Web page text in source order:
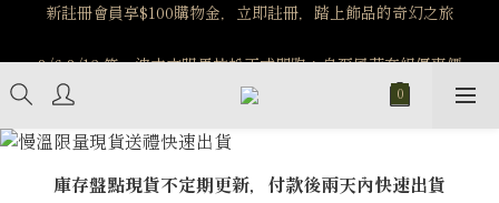
️8/6-8/12 第一波古文明馬拉松正式開跑：烏爾風華套組優惠價
$5140
庫存盤點現貨不定期更新，付款後兩天內快速出貨